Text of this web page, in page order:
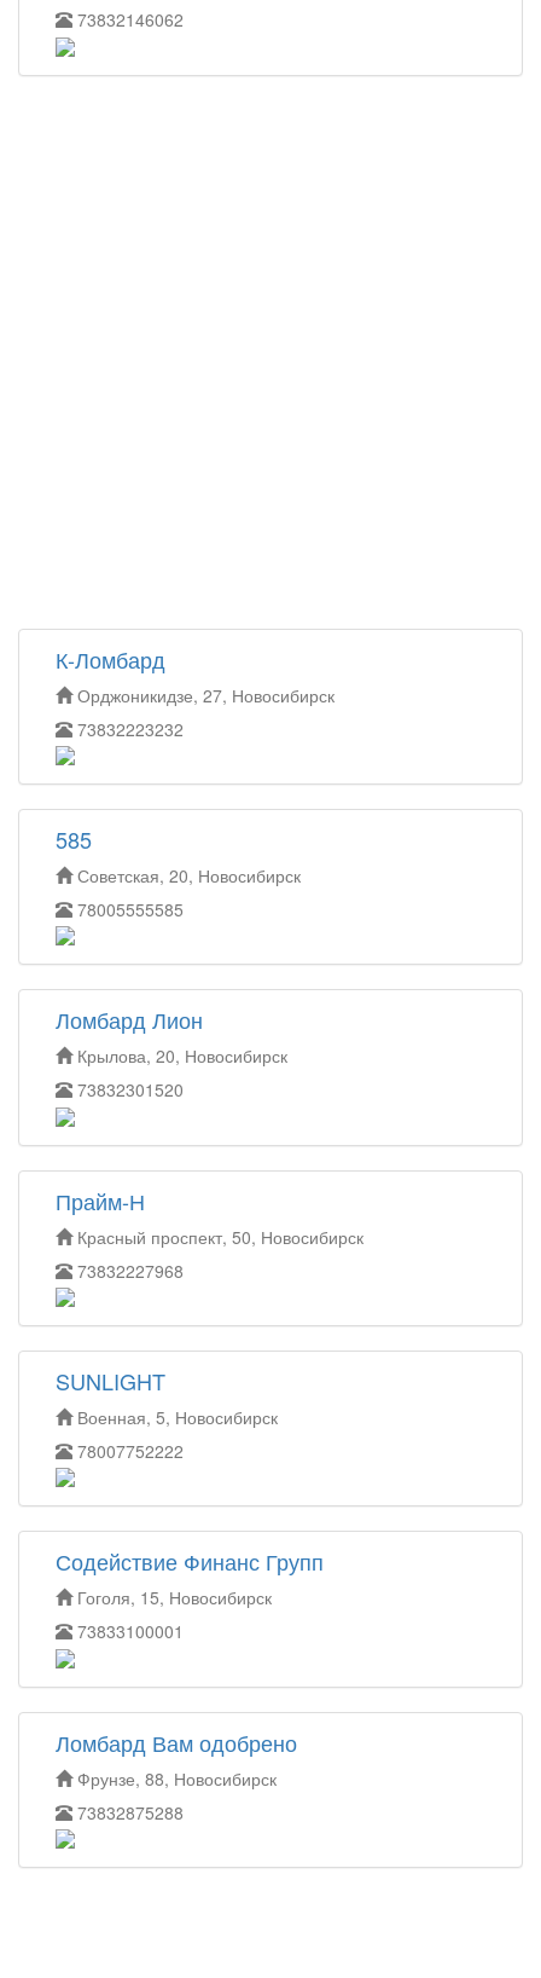
73832146062
К-Ломбард
Орджоникидзе, 27, Новосибирск
73832223232
585
Советская, 20, Новосибирск
78005555585
Ломбард Лион
Крылова, 20, Новосибирск
73832301520
Прайм-Н
Красный проспект, 50, Новосибирск
73832227968
SUNLIGHT
Военная, 5, Новосибирск
78007752222
Содействие Финанс Групп
Гоголя, 15, Новосибирск
73833100001
Ломбард Вам одобрено
Фрунзе, 88, Новосибирск
73832875288